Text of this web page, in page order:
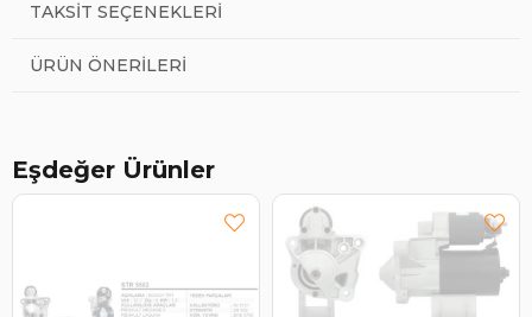
TAKSIT SEÇENEKLERI
ÜRÜN ÖNERILERI
Eşdeğer Ürünler